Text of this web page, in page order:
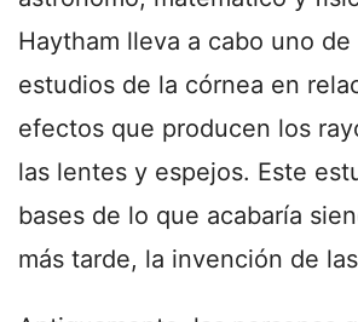
Haytham lleva a cabo uno
estudios de la córnea en
efectos que producen los
las lentes y espejos. Este
bases de lo que acabaría
más tarde, la invención de